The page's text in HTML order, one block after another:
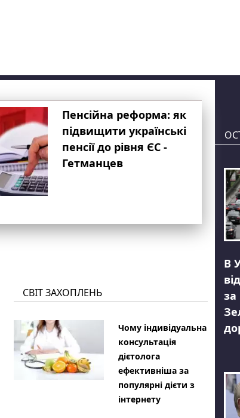
Пенсійна реформа: як
підвищити українські
пенсії до рівня ЄС -
Гетманцев
СВІТ ЗАХОПЛЕНЬ
Чому індивідуальна
консультація
дієтолога
ефективніша за
популярні дієти з
інтернету
В